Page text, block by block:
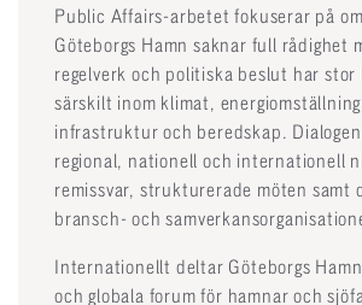
Public Affairs-arbetet fokuserar på
Göteborgs Hamn saknar full rådighet
regelverk och politiska beslut har stor
särskilt inom klimat,
infrastruktur och beredskap.
regional, nationell och internationell
remissvar, strukturerade möten samt
bransch- och
Internationellt deltar Göteborgs
och globala forum för hamnar och